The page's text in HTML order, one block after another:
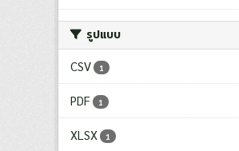
รูปแบบ
CSV 1
PDF 1
XLSX 1